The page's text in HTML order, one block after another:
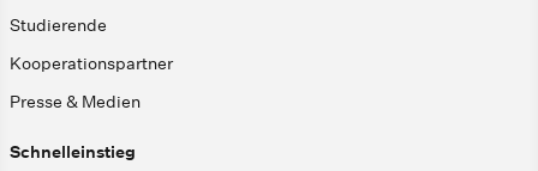
Studierende
Kooperationspartner
Presse & Medien
Schnelleinstieg